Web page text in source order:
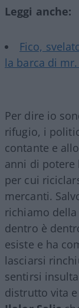
Leggi anche:
Fico,
la barca di mr.
Per dire io
rifugio, i
contante e
anni di
per cui
mercanti.
richiamo della
dentro è
esiste e ha
lasciarsi
sentirsi
distrutto vita